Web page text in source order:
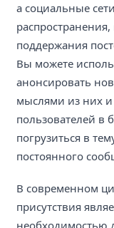
а социальные
поддержания
Вы можете
анонсировать
мыслями из них и
пользователей в
погрузиться в
постоянного
В современном
присутствия
необходимостью